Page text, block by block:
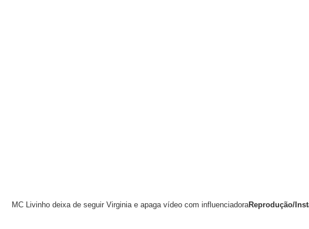
MC Livinho deixa de seguir Virginia e apaga vídeo com influenciadoraReprodução/